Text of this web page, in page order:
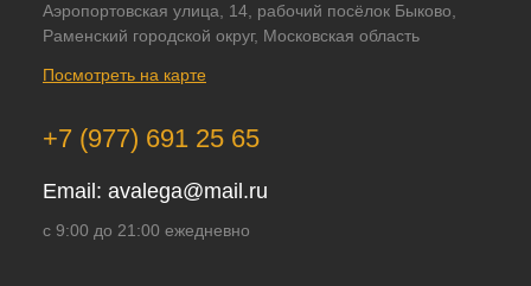
Аэропортовская улица, 14, рабочий посёлок Быково,
Раменский городской округ, Московская область
Посмотреть на карте
+7 (977) 691 25 65
Email: avalega@mail.ru
с 9:00 до 21:00 ежедневно